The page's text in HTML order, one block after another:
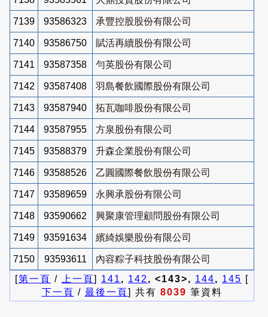
7139 93586323 承豐控股股份有限公司
7140 93586750 賦活再續股份有限公司
7141 93587358 勻英股份有限公司
7142 93587408 羽島餐飲國際股份有限公司
7143 93587940 拓瓦咖啡股份有限公司
7144 93587955 方泉股份有限公司
7145 93588379 升森企業股份有限公司
7146 93588526 乙圓國際餐飲股份有限公司
7147 93589659 永興承股份有限公司
7148 93590662 興聚康管理顧問股份有限公司
7149 93591634 繽綺娛樂股份有限公司
7150 93593611
內容粽子科技股份有限公司
[第一頁 / 上一頁] 141 , 142 , <143>, 144, 145 [
下一頁 / 最後一頁] 共有 8039 筆資料